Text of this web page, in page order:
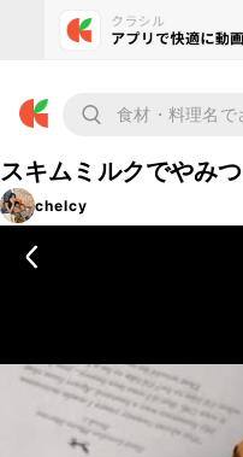
スキムミルクでやみ
chelcy